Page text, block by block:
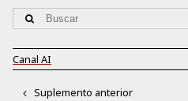
Canal AI
Suplemento anterior